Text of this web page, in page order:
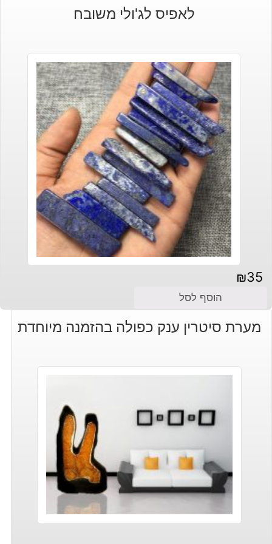
לאפיס לג'ולי משובח
₪35
הוסף לסל
מערת סיטרין ענק כפולה בהזמנה מיוחדת